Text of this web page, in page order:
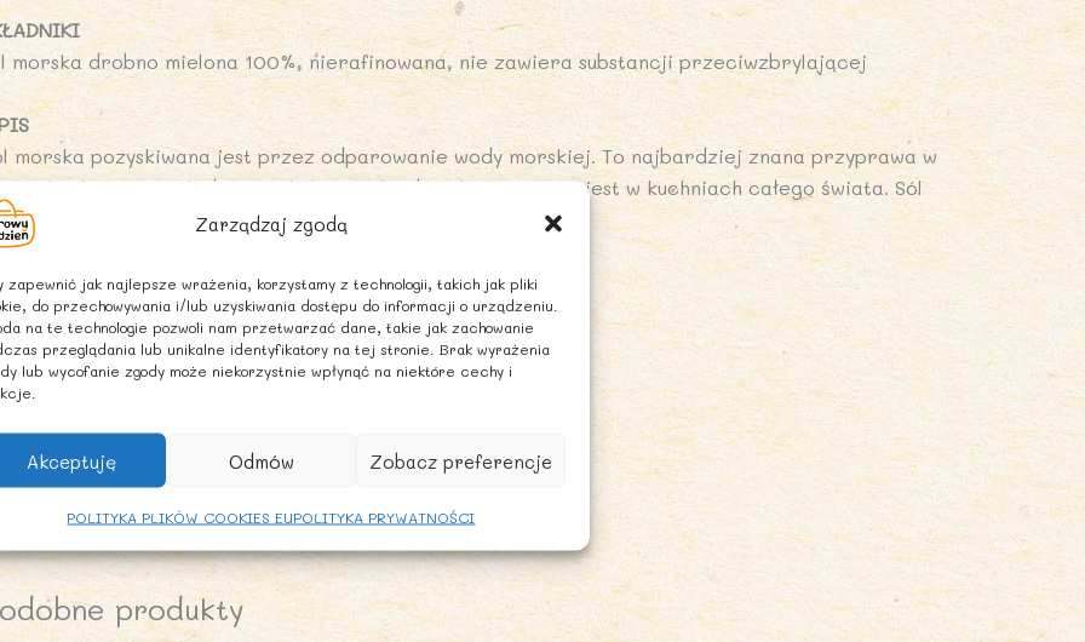
Zarządzaj zgodą
zapewnić jak najlepsze wrażenia, korzystamy z technologii, takich jak pliki
do przechowywania i/lub uzyskiwania dostępu do informacji o urządzeniu.
na te technologie pozwoli nam przetwarzać dane, takie jak zachowanie
przeglądania lub unikalne identyfikatory na tej stronie. Brak wyrażenia
lub wycofanie zgody może niekorzystnie wpłynąć na niektóre cechy i
Akceptuję Odmów Zobacz preferencje
POLITYKA PLIKÓW COOKIES EUPOLITYKA PRYWATNOŚCI
morska drobno mielona 100%, nierafinowana, nie zawiera substancji przeciwzbrylającej
morska pozyskiwana jest przez odparowanie wody morskiej. To najbardziej znana przyprawa w
kuchni. Ze względu na unikalny smak od wieków ceniona jest w kuchniach całego świata. Sól
to doskonała alternatywa dla soli kuchennej.
WARUNKI PRZECHOWYWANIA
w suchym i chłodnym miejscu.
produkty